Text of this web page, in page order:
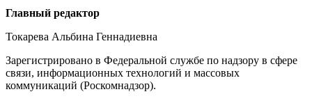
Редакция
Главный редактор
Токарева Альбина Геннадиевна
Зарегистрировано в Федеральной службе по надзору в сфере
связи, информационных технологий и массовых
коммуникаций (Роскомнадзор).